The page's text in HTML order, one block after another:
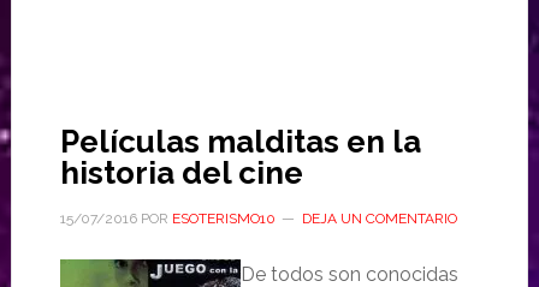
Películas malditas en la
historia del cine
15/07/2016POR ESOTERISMO10 DEJA UN COMENTARIO
De todos son conocidas